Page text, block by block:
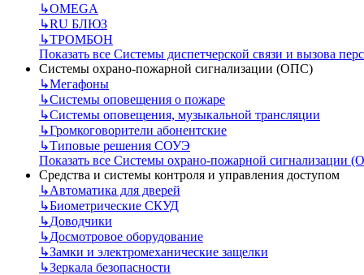
↳OMEGA
↳RU БЛЮЗ
↳ТРОМБОН
Показать все Системы диспетчерской связи и вызова
Системы охрано-пожарной сигнализации (ОПС)
↳Мегафоны
↳Системы оповещения о пожаре
↳Системы оповещения, музыкальной трансляции
↳Громкоговорители абонентские
↳Типовые решения СОУЭ
Показать все Системы охрано-пожарной сигнализации
Средства и системы контроля и управления доступом
↳Автоматика для дверей
↳Биометрические СКУД
↳Доводчики
↳Досмотровое оборудование
↳Замки и электромеханические защелки
↳Зеркала безопасности